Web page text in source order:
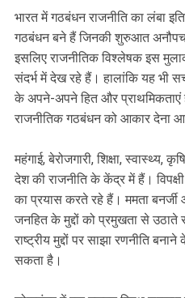
भारत में गठबंधन राजनीति का लंबा
गठबंधन बने हैं जिनकी शुरुआत
इसलिए राजनीतिक विश्लेषक इस
संदर्भ में देख रहे हैं। हालांकि यह भी सच
के अपने-अपने हित और प्राथमिकताएं
राजनीतिक गठबंधन को आकार देना
महंगाई, बेरोजगारी, शिक्षा,
देश की राजनीति के केंद्र में हैं।
का प्रयास करते रहे हैं। ममता बनर्जी
जनहित के मुद्दों को प्रमुखता से
राष्ट्रीय मुद्दों पर साझा रणनीति
सकता है।